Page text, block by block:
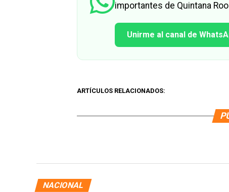
importantes de Quintana
Unirme al canal de
ARTÍCULOS RELACIONADOS:
NACIONAL